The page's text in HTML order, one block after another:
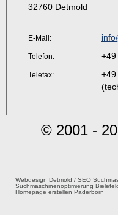
32760 Detmold
E-Mail:
Telefon: +49
Telefax:
+49
© 2001 -
Webdesign Detmold / SEO
Suchmaschinenoptimierung
Homepage erstellen Paderborn